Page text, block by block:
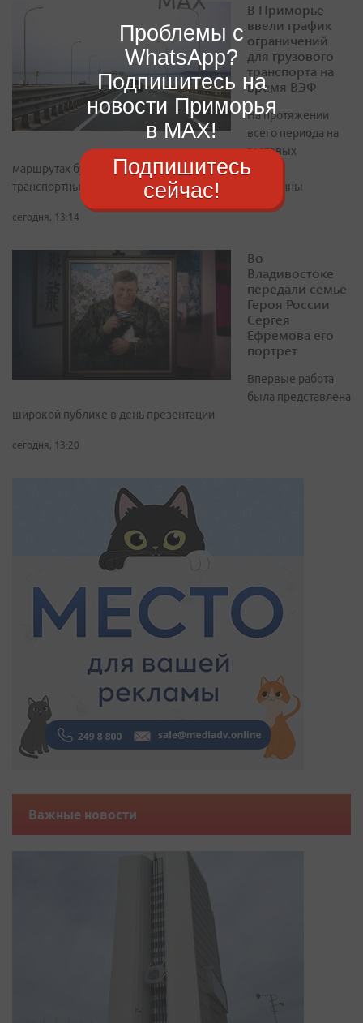
В Приморье
ввели график
ограничений
для грузового
транспорта на
время ВЭФ
На протяжении
всего периода на
гостевых
маршрутах будет полностью запрещено движение
транспортных средств общей массой свыше 3,5 тонны
сегодня, 13:14
Во
Владивостоке
передали семье
Героя России
Сергея
Ефремова его
портрет
Впервые работа
была представлена
широкой публике в день презентации
сегодня, 13:20
Важные новости
Проблемы с
WhatsApp?
Подпишитесь на
новости Приморья
в MAX!
Подпишитесь
сейчас!